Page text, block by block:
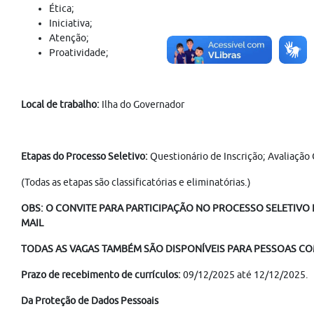
Ética;
Iniciativa;
Atenção;
Proatividade;
Local de trabalho: Ilha do Governador
Etapas do Processo Seletivo:Questionário de Inscrição;
(Todas as etapas são classificatórias e eliminatórias.)
OBS: O CONVITE PARA PARTICIPAÇÃO NO PROCESSO SELETIVO
MAIL
TODAS AS VAGAS TAMBÉM SÃO DISPONÍVEIS PARA PESSOAS
Prazo de recebimento de currículos:09/12/2025 até 12/12/2025.
Da Proteção de Dados Pessoais